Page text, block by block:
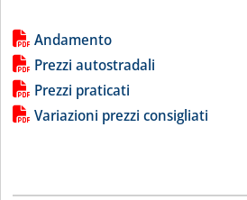
Lista allegati PDF alla notizia
Andamento
Prezzi autostradali
Prezzi praticati
Variazioni prezzi consigliati